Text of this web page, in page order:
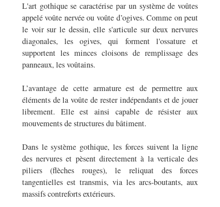
L'art gothique se caractérise par un système de voûtes
appelé voûte nervée ou voûte d’ogives. Comme on peut
le voir sur le dessin, elle s'articule sur deux nervures
diagonales, les ogives, qui forment l'ossature et
supportent les minces cloisons de remplissage des
panneaux, les voûtains.
L’avantage de cette armature est de permettre aux
éléments de la voûte de rester indépendants et de jouer
librement. Elle est ainsi capable de résister aux
mouvements de structures du bâtiment.
Dans le système gothique, les forces suivent la ligne
des nervures et pèsent directement à la verticale des
piliers (flèches rouges), le reliquat des forces
tangentielles est transmis, via les arcs-boutants, aux
massifs contreforts extérieurs.